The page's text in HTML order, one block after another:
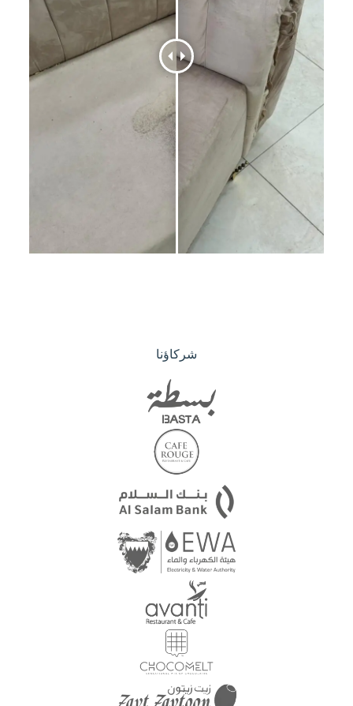
شركاؤنا